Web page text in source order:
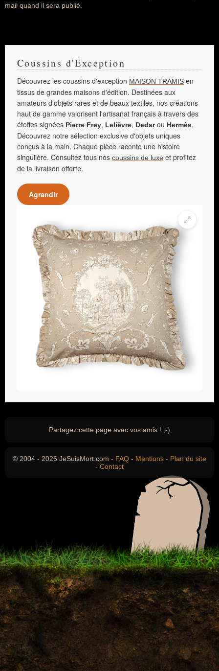
mail quand il sera publié.
Coussins d'Exception
Découvrez les coussins d'exception MAISON TRAMIS en
tissus de grandes maisons d'édition. Destinées aux
amateurs d'objets rares et de beaux textiles, nos créations
haut de gamme valorisent l'artisanat français à travers des
étoffes signées Pierre Frey, Lelièvre, Dedarou Hermès.
Découvrez notre sélection exclusive d'objets uniques
conçus à la main. Chaque pièce raconte une histoire
singulière. Consultez tous nos coussins de luxe et profitez
de la livraison offerte.
Agrandir
Partagez cette page avec vos amis ! ;-)
© 2004 - 2026 JeSuisMort.com - FAQ - Mentions - Plan du site
- Contact